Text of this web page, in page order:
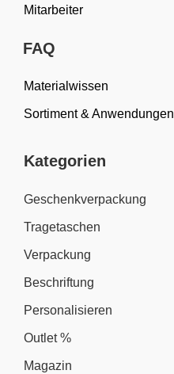
Mitarbeiter
FAQ
Materialwissen
Sortiment & Anwendungen
Kategorien
Geschenkverpackung
Tragetaschen
Verpackung
Beschriftung
Personalisieren
Outlet %
Magazin